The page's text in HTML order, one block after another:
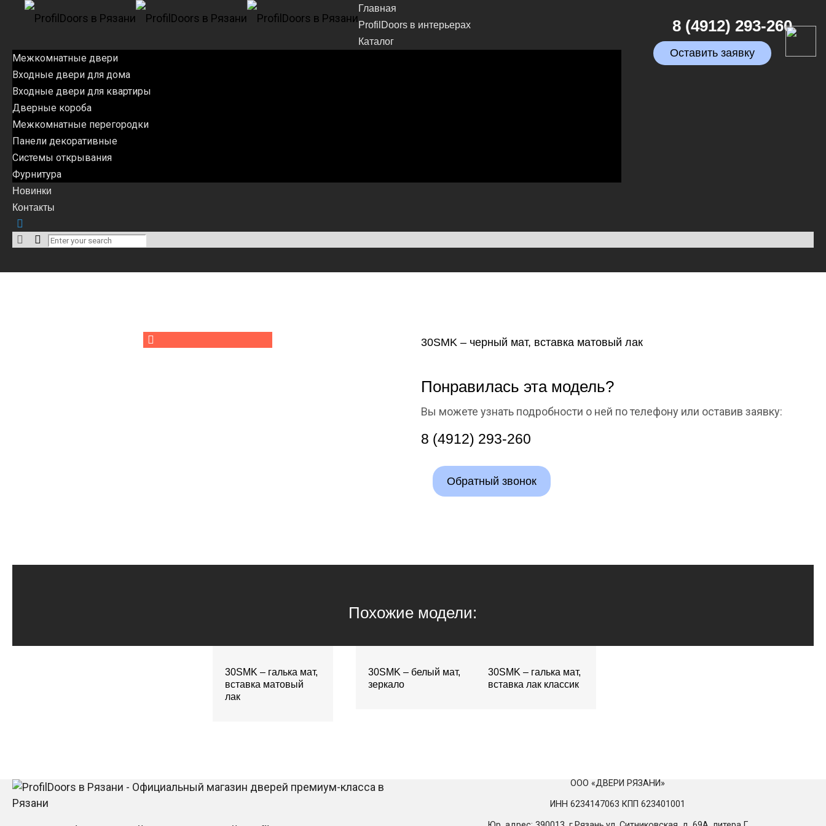
Главная
ProfilDoors в интерьерах
Каталог
Межкомнатные двери
Входные двери для дома
Входные двери для квартиры
Дверные короба
Межкомнатные перегородки
Панели декоративные
Системы открывания
Фурнитура
Новинки
Контакты
8 (4912) 293-260
Оставить заявку
30SMK – черный мат, вставка матовый лак
Понравилась эта модель?
Вы можете узнать подробности о ней по телефону или оставив заявку:
8 (4912) 293-260
Обратный звонок
Похожие модели:
30SMK – галька мат,
вставка матовый
лак
30SMK – белый мат,
зеркало
30SMK – галька мат,
вставка лак классик
ООО «ДВЕРИ РЯЗАНИ»
ИНН 6234147063 КПП 623401001